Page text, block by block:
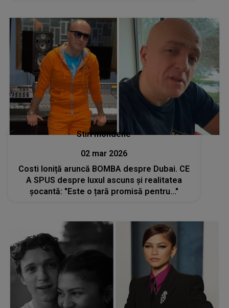
Stiri mondene
02 mar 2026
Costi Ioniță aruncă BOMBA despre Dubai. CE
A SPUS despre luxul ascuns și realitatea
șocantă: "Este o țară promisă pentru..."